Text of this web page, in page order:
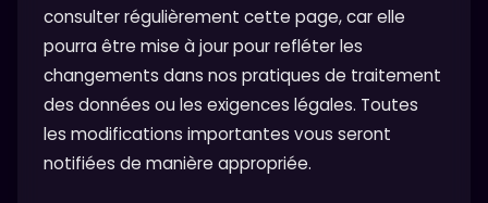
consulter régulièrement cette page, car elle
pourra être mise à jour pour refléter les
changements dans nos pratiques de traitement
des données ou les exigences légales. Toutes
les modifications importantes vous seront
notifiées de manière appropriée.